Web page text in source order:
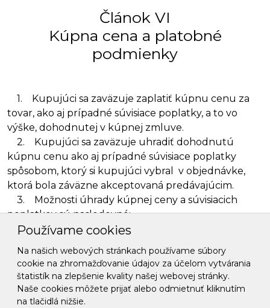
Článok VI
Kúpna cena a platobné
podmienky
1. Kupujúci sa zaväzuje zaplatiť kúpnu cenu za
tovar, ako aj prípadné súvisiace poplatky, a to vo
výške, dohodnutej v kúpnej zmluve.
2. Kupujúci sa zaväzuje uhradiť dohodnutú
kúpnu cenu ako aj prípadné súvisiace poplatky
spôsobom, ktorý si kupujúci vybral v objednávke,
ktorá bola záväzne akceptovaná predávajúcim.
3. Možnosti úhrady kúpnej ceny a súvisiacich
poplatkov sú nasledovné:
a) platba v hotovosti alebo platba kartou pri
osobnom vyzdvihnutí tovaru kupujúcim) na adrese:
Vieska 536, 965 01 Ladomerská Vieska. Pri platbe
podľa tohto bodu VOP predávajúci neúčtuje žiadne
poplatky spojené s týmto spôsobom platby. Finančné
Používame cookies
Na našich webových stránkach používame súbory
cookie na zhromažďovanie údajov za účelom vytvárania
štatistík na zlepšenie kvality našej webovej stránky.
Naše cookies môžete prijať alebo odmietnuť kliknutím
na tlačidlá nižšie.